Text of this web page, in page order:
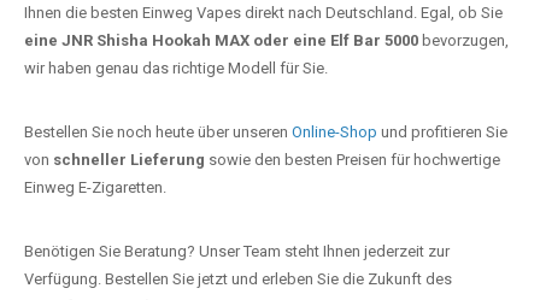
Ihnen die besten Einweg Vapes direkt nach Deutschland. Egal, ob Sie
eine JNR Shisha Hookah MAX oder eine Elf Bar 5000 bevorzugen,
wir haben genau das richtige Modell für Sie.
Bestellen Sie noch heute über unseren Online-Shop und profitieren Sie
von schneller Lieferung sowie den besten Preisen für hochwertige
Einweg E-Zigaretten.
Benötigen Sie Beratung? Unser Team steht Ihnen jederzeit zur
Verfügung. Bestellen Sie jetzt und erleben Sie die Zukunft des